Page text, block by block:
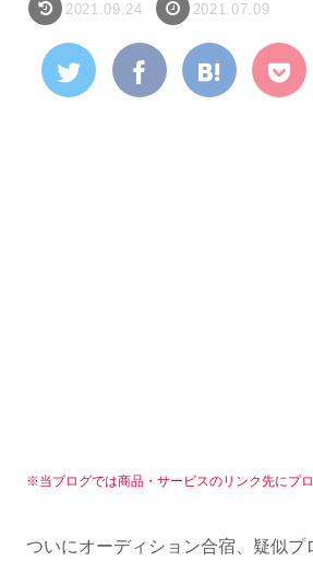
2021.09.24 2021.07.09
※当ブログでは商品・サービスのリンク先にプロ
ついにオーディション合宿、疑似プ